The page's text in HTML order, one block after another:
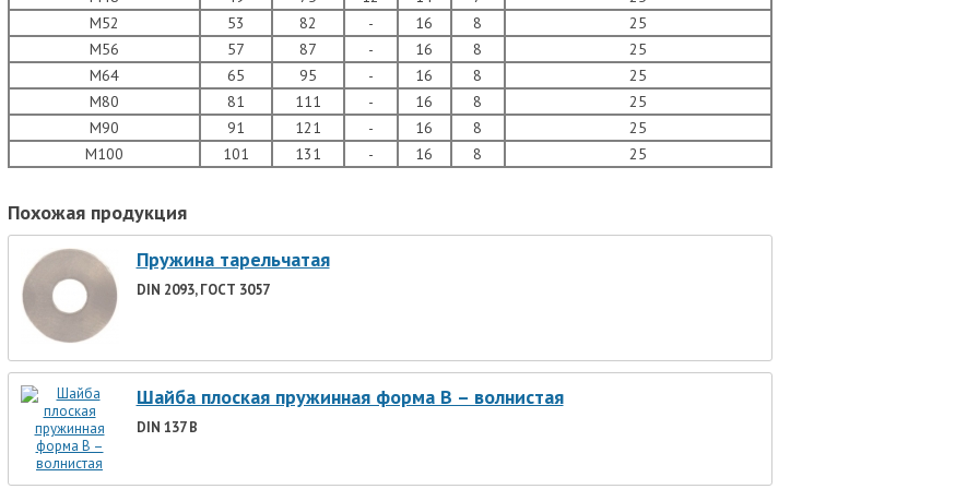
М52
53 82 - 16 8
25
М56
57 87 - 16 8
25
М64
65 95 - 16 8
25
М80
81 111 - 16 8
25
М90
91 121 - 16 8
25
М100
101 131 - 16 8 25
Похожая продукция
Пружина тарельчатая
DIN 2093, ГОСТ 3057
Шайба плоская пружинная форма В – волнистая
DIN 137 B